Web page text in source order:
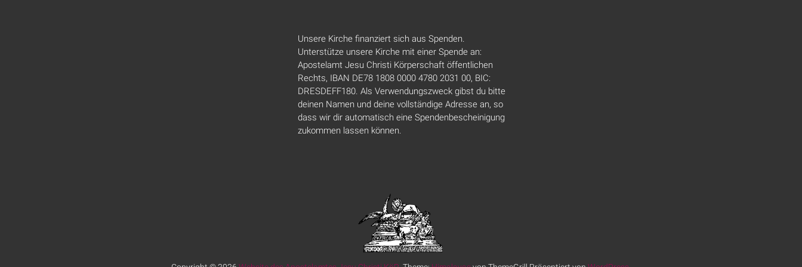
Unsere Kirche finanziert sich aus Spenden.
Unterstütze unsere Kirche mit einer Spende an:
Apostelamt Jesu Christi Körperschaft öffentlichen
Rechts, IBAN DE78 1808 0000 4780 2031 00, BIC:
DRESDEFF180. Als Verwendungszweck gibst du bitte
deinen Namen und deine vollständige Adresse an, so
dass wir dir automatisch eine Spendenbescheinigung
zukommen lassen können.